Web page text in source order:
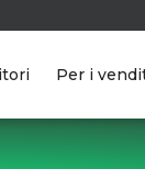
Per i